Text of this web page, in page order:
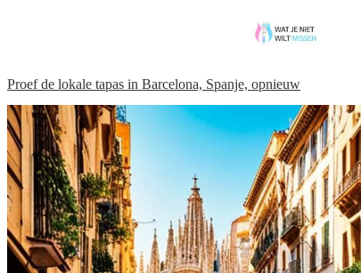
Proef de lokale tapas in Barcelona, Spanje, opnieuw